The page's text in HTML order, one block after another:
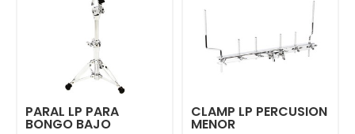
PARAL LP PARA
BONGO BAJO
CLAMP LP PERCUSION
MENOR